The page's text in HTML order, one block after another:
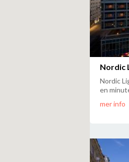
Nordic
Nordic
en
mer info